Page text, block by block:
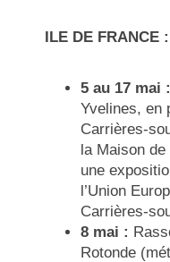
ILE DE FRANCE :
5 au 17 mai :
Yvelines, en
Carrières-
la Maison de
une
l’Union
Carrières-
8 mai :
Rotonde